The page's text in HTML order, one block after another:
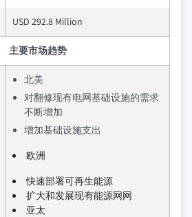
USD 292.8 Million
主要市场趋势
北美
对翻修现有电网基础设施的需求
不断增加
增加基础设施支出
欧洲
快速部署可再生能源
扩大和发展现有能源网网
亚太